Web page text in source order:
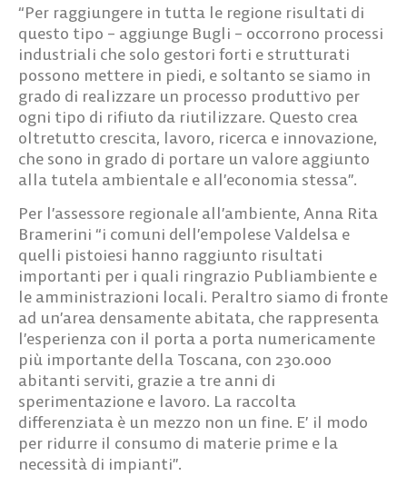
“Per raggiungere in tutta le regione risultati di
questo tipo – aggiunge Bugli – occorrono processi
industriali che solo gestori forti e strutturati
possono mettere in piedi, e soltanto se siamo in
grado di realizzare un processo produttivo per
ogni tipo di rifiuto da riutilizzare. Questo crea
oltretutto crescita, lavoro, ricerca e innovazione,
che sono in grado di portare un valore aggiunto
alla tutela ambientale e all’economia stessa”.
Per l’assessore regionale all’ambiente, Anna Rita
Bramerini “i comuni dell’empolese Valdelsa e
quelli pistoiesi hanno raggiunto risultati
importanti per i quali ringrazio Publiambiente e
le amministrazioni locali. Peraltro siamo di fronte
ad un’area densamente abitata, che rappresenta
l’esperienza con il porta a porta numericamente
più importante della Toscana, con 230.000
abitanti serviti, grazie a tre anni di
sperimentazione e lavoro. La raccolta
differenziata è un mezzo non un fine. E’ il modo
per ridurre il consumo di materie prime e la
necessità di impianti”.